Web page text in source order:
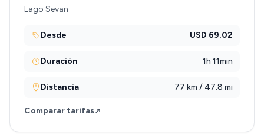
Lago Sevan
Desde USD 69.02
Duración 1h 11min
Distancia 77 km / 47.8 mi
Comparar tarifas